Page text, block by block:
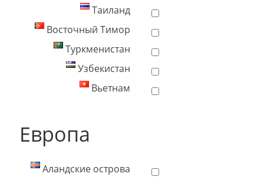
Таиланд
Восточный Тимор
Туркменистан
Узбекистан
Вьетнам
Европа
Аландские острова